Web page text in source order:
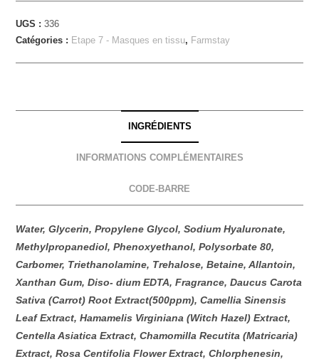
UGS :336
Catégories : Etape 7 - Masques en tissu, Farmstay
INGRÉDIENTS
INFORMATIONS COMPLÉMENTAIRES
CODE-BARRE
Water, Glycerin, Propylene Glycol, Sodium Hyaluronate,
Methylpropanediol, Phenoxyethanol, Polysorbate 80,
Carbomer, Triethanolamine, Trehalose, Betaine, Allantoin,
Xanthan Gum, Diso- dium EDTA, Fragrance, Daucus Carota
Sativa (Carrot) Root Extract(500ppm), Camellia Sinensis
Leaf Extract, Hamamelis Virginiana (Witch Hazel) Extract,
Centella Asiatica Extract, Chamomilla Recutita (Matricaria)
Extract, Rosa Centifolia Flower Extract, Chlorphenesin,